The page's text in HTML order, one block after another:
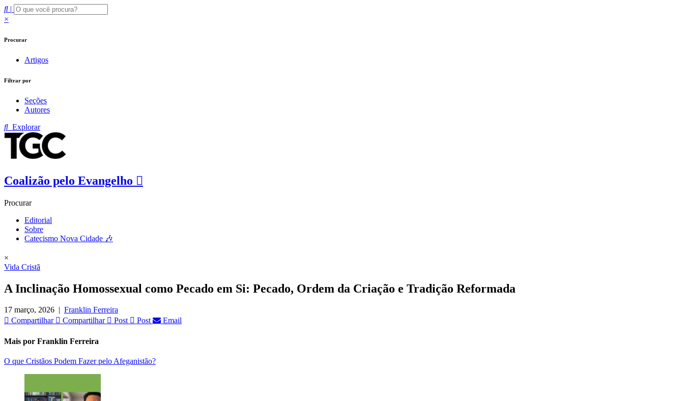
|
×
Procurar
Artigos
Filtrar por
Seções
Autores
Explorar
Coalizão pelo Evangelho
Procurar
Editorial
Sobre
Catecismo Nova Cidade 🎶
×
Vida Cristã
A Inclinação Homossexual como Pecado em Si: Pecado, Ordem da Criação e Tradição Reformada
17 março, 2026 | Franklin Ferreira
Compartilhar
Compartilhar Post Post Email
Mais por Franklin Ferreira
O que Cristãos Podem Fazer pelo Afeganistão?